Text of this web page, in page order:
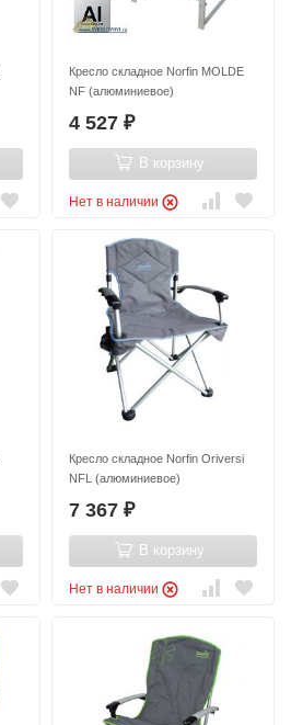
Кресло складное Norfin MOLDE
NF (алюминиевое)
4 527 ₽
В корзину
Нет в наличии
Кресло складное Norfin Oriversi
NFL (алюминиевое)
7 367 ₽
В корзину
Нет в наличии